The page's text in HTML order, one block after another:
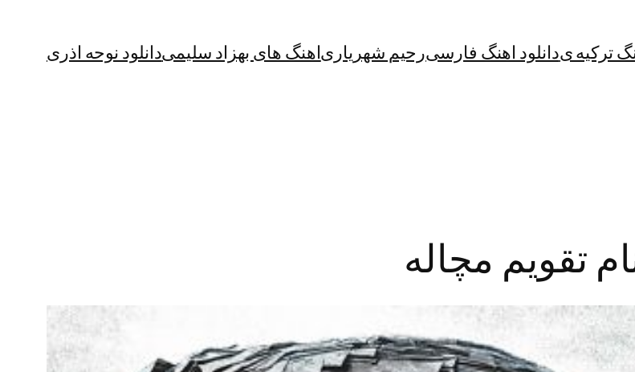
ترکیه یدانلود اهنگ فارسیرحیم شهریاریاهنگ های بهزاد سلیمیدانلود نوحه اذری
تقویم مچاله